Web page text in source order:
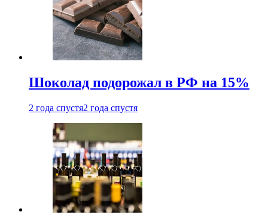
Шоколад подорожал в РФ на 15%
2 года спустя2 года спустя